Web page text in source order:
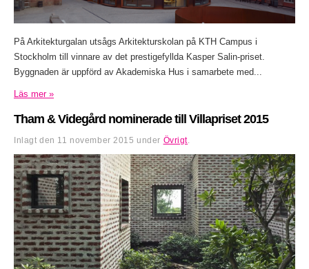
På Arkitekturgalan utsågs Arkitekturskolan på KTH Campus i
Stockholm till vinnare av det prestigefyllda Kasper Salin-priset.
Byggnaden är uppförd av Akademiska Hus i samarbete med...
Läs mer »
Tham & Videgård nominerade till Villapriset 2015
Inlagt den 11 november 2015 under Övrigt